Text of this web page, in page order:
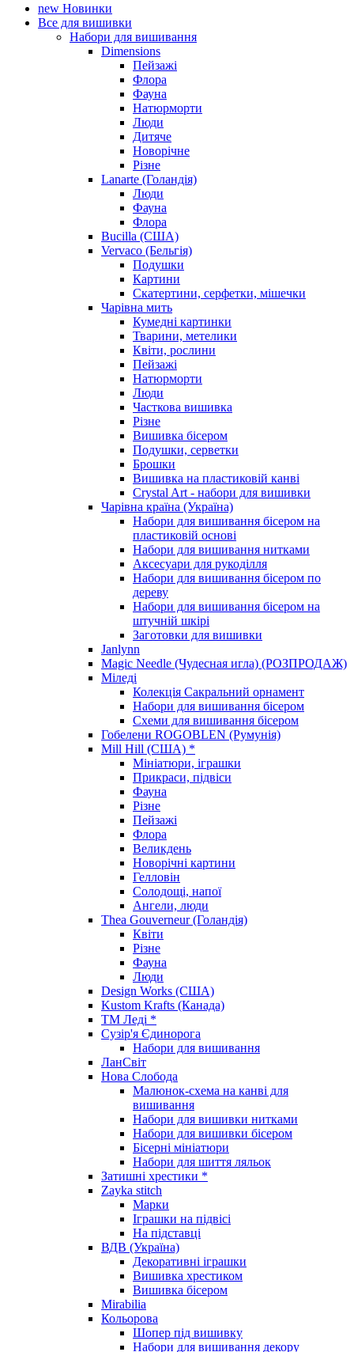
new Новинки
Все для вишивки
Набори для вишивання
Dimensions
Пейзажі
Флора
Фауна
Натюрморти
Люди
Дитяче
Новорічне
Різне
Lanarte (Голандія)
Люди
Фауна
Флора
Bucilla (США)
Vervaco (Бельгія)
Подушки
Картини
Скатертини, серфетки, мішечки
Чарiвна мить
Кумедні картинки
Тварини, метелики
Квіти, рослини
Пейзажі
Натюрморти
Люди
Часткова вишивка
Різне
Вишивка бісером
Подушки, серветки
Брошки
Вишивка на пластиковій канві
Crystal Art - набори для вишивки
Чарівна країна (Україна)
Набори для вишивання бісером на
пластиковій основі
Набори для вишивання нитками
Аксесуари для рукоділля
Набори для вишивання бісером по
дереву
Набори для вишивання бісером на
штучній шкірі
Заготовки для вишивки
Janlynn
Magic Needle (Чудесная игла) (РОЗПРОДАЖ)
Міледі
Колекція Сакральний орнамент
Набори для вишивання бісером
Схеми для вишивання бісером
Гобелени ROGOBLEN (Румунія)
Mill Hill (США) *
Мініатюри, іграшки
Прикраси, підвіси
Фауна
Різне
Пейзажі
Флора
Великдень
Новорічні картини
Гелловін
Солодощі, напої
Ангели, люди
Thea Gouverneur (Голандія)
Квіти
Різне
Фауна
Люди
Design Works (США)
Kustom Krafts (Канада)
ТМ Леді *
Сузір'я Єдинорога
Набори для вишивання
ЛанСвіт
Нова Слобода
Малюнок-схема на канві для
вишивання
Набори для вишивки нитками
Набори для вишивки бісером
Бісерні мініатюри
Набори для шиття ляльок
Затишні хрестики *
Zayka stitch
Марки
Іграшки на підвісі
На підставці
ВДВ (Україна)
Декоративні іграшки
Вишивка хрестиком
Вишивка бісером
Mirabilia
Кольорова
Шопер під вишивку
Набори для вишивання декору